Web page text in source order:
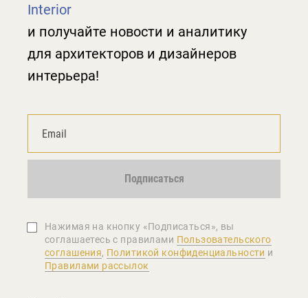
Interior
и получайте новости и аналитику
для архитекторов и дизайнеров
интерьера!
Подписаться
Нажимая на кнопку «Подписаться», вы
соглашаетеcь с правилами Пользовательского
соглашения, Политикой конфиденциальности и
Правилами рассылок